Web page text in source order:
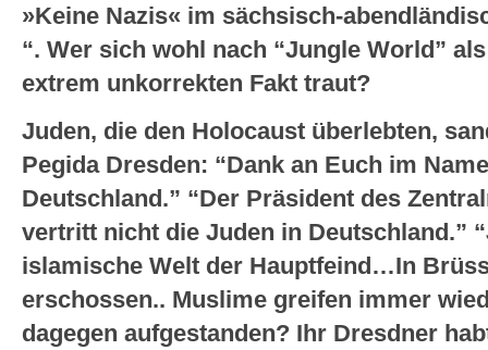
»Keine Nazis« im sächsisch-
“. Wer sich wohl nach “Jungle World”
extrem unkorrekten Fakt traut?
Juden, die den Holocaust überlebten,
Pegida Dresden: “Dank an Euch im
Deutschland.” “Der Präsident des
vertritt nicht die Juden in Deutschland.”
islamische Welt der Hauptfeind…In
erschossen.. Muslime greifen immer
dagegen aufgestanden? Ihr Dresdner